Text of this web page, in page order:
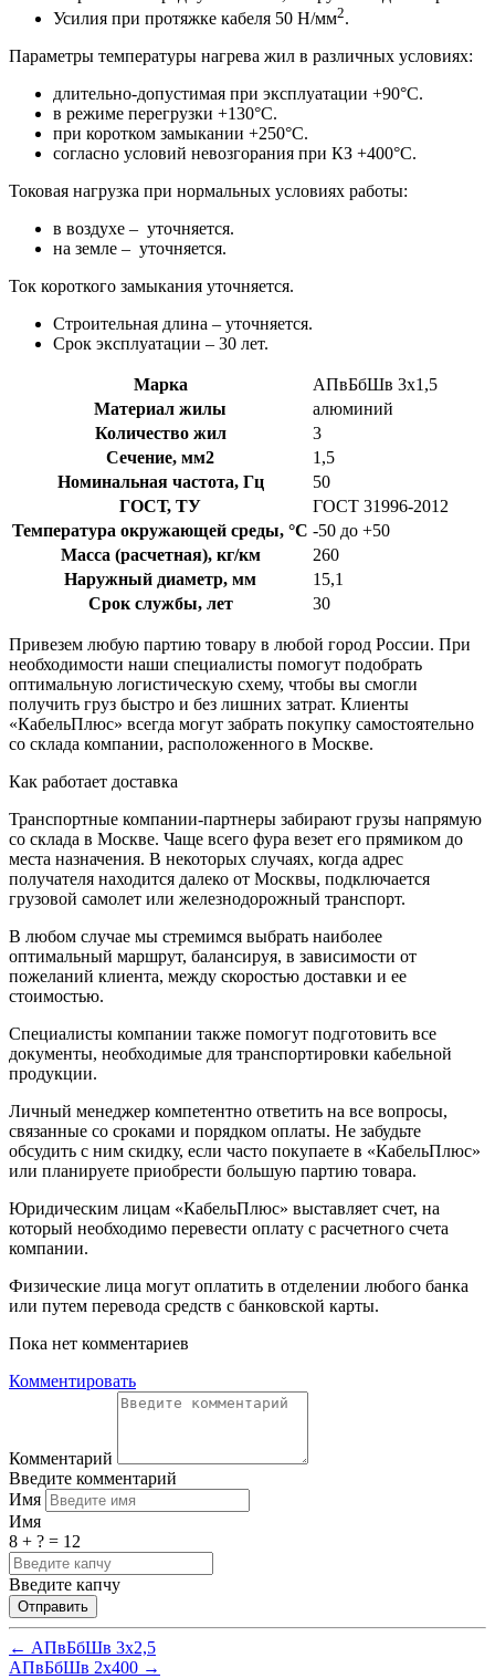
Усилия при протяжке кабеля 50 Н/мм2.
Параметры температуры нагрева жил в различных условиях:
длительно-допустимая при эксплуатации +90°С.
в режиме перегрузки +130°С.
при коротком замыкании +250°С.
согласно условий невозгорания при КЗ +400°С.
Токовая нагрузка при нормальных условиях работы:
в воздухе – уточняется.
на земле – уточняется.
Ток короткого замыкания уточняется.
Строительная длина – уточняется.
Срок эксплуатации – 30 лет.
Марка
АПвБбШв 3x1,5
Материал жилы
алюминий
Количество жил
3
Сечение, мм2
1,5
Номинальная частота, Гц
50
ГОСТ, ТУ
ГОСТ 31996-2012
Температура окружающей среды, °С -50 до +50
Масса (расчетная), кг/км
260
Наружный диаметр, мм
15,1
Срок службы, лет
30
Привезем любую партию товару в любой город России. При
необходимости наши специалисты помогут подобрать
оптимальную логистическую схему, чтобы вы смогли
получить груз быстро и без лишних затрат. Клиенты
«КабельПлюс» всегда могут забрать покупку самостоятельно
со склада компании, расположенного в Москве.
Как работает доставка
Транспортные компании-партнеры забирают грузы напрямую
со склада в Москве. Чаще всего фура везет его прямиком до
места назначения. В некоторых случаях, когда адрес
получателя находится далеко от Москвы, подключается
грузовой самолет или железнодорожный транспорт.
В любом случае мы стремимся выбрать наиболее
оптимальный маршрут, балансируя, в зависимости от
пожеланий клиента, между скоростью доставки и ее
стоимостью.
Специалисты компании также помогут подготовить все
документы, необходимые для транспортировки кабельной
продукции.
Личный менеджер компетентно ответить на все вопросы,
связанные со сроками и порядком оплаты. Не забудьте
обсудить с ним скидку, если часто покупаете в «КабельПлюс»
или планируете приобрести большую партию товара.
Юридическим лицам «КабельПлюс» выставляет счет, на
который необходимо перевести оплату с расчетного счета
компании.
Физические лица могут оплатить в отделении любого банка
или путем перевода средств с банковской карты.
Пока нет комментариев
Комментировать
Комментарий
Введите комментарий
Имя
Имя
8 + ? = 12
Введите капчу
← АПвБбШв 3x2,5
АПвБбШв 2x400 →